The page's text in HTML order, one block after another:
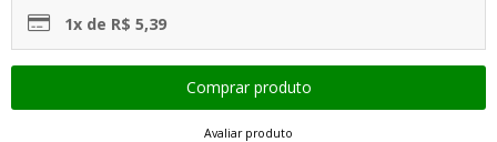
1x de R$ 5,39
Avaliar produto